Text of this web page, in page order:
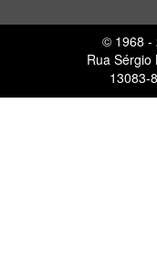
© 1968 -
Rua Sérgio
13083-